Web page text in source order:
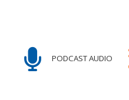
PODCAST AUDIO